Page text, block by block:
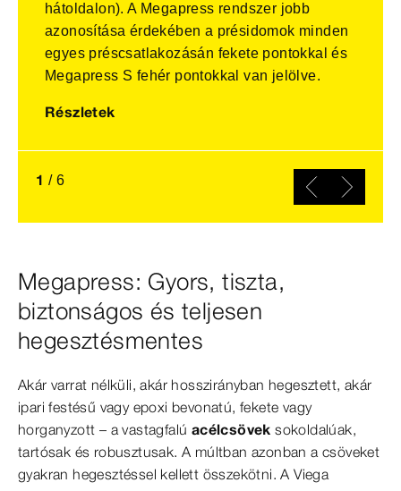
hátoldalon). A Megapress rendszer jobb
azonosítása érdekében a présidomok minden
egyes préscsatlakozásán fekete pontokkal és
Megapress S fehér pontokkal van jelölve.
Részletek
1 / 6
Megapress: Gyors, tiszta,
biztonságos és teljesen
hegesztésmentes
Akár varrat nélküli, akár hosszirányban hegesztett, akár
ipari festésű vagy epoxi bevonatú, fekete vagy
horganyzott – a vastagfalú acélcsöveksokoldalúak,
tartósak és robusztusak. A múltban azonban a csöveket
gyakran hegesztéssel kellett összekötni. A Viega